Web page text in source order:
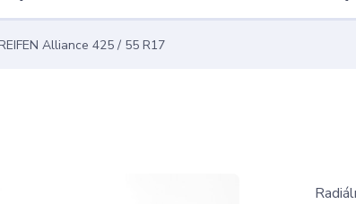
Alliance 425 / 55 R17